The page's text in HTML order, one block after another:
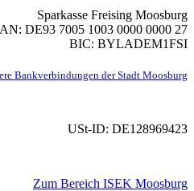
Sparkasse Freising Moosburg
DE93 7005 1003 0000 0000 27
BIC: BYLADEM1FSI
Bankverbindungen der Stadt Moosburg
USt-ID: DE128969423
Zum Bereich ISEK Moosburg